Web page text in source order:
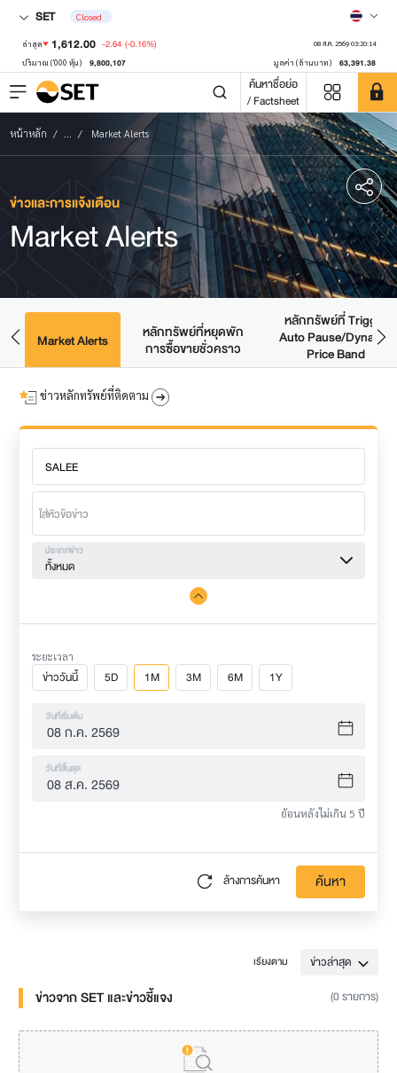
SET Closed
ล่าสุด 1,612.00 -2.64 (-0.16%) 08 ส.ค. 2569 03:20:14
ปริมาณ ('000 หุ้น) 9,800,107 มูลค่า (ล้านบาท) 63,391.38
ค้นหาชื่อย่อ
/ Factsheet
หน้าหลัก ... Market Alerts
ข่าวและการแจ้งเตือน
Market Alerts
Market Alerts
หลักทรัพย์ที่หยุดพัก
การซื้อขายชั่วคราว
หลักทรัพย์ที่ Trigger
Auto Pause/Dynamic
Price Band
ข่าวหลักทรัพย์ที่ติดตาม
ประเภทข่าว
ทั้งหมด
ระยะเวลา
ข่าววันนี้ 5D 1M 3M 6M 1Y
วันที่เริ่มต้น
วันที่สิ้นสุด
ย้อนหลังไม่เกิน 5 ปี
ล้างการค้นหา ค้นหา
เรียงตาม ข่าวล่าสุด
ข่าวจาก SET และข่าวชี้แจง (0 รายการ)